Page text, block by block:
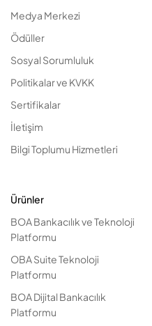
Medya Merkezi
Ödüller
Sosyal Sorumluluk
Politikalar ve KVKK
Sertifikalar
İletişim
Bilgi Toplumu Hizmetleri
Ürünler
BOA Bankacılık ve Teknoloji
Platformu
OBA Suite Teknoloji
Platformu
BOA Dijital Bankacılık
Platformu